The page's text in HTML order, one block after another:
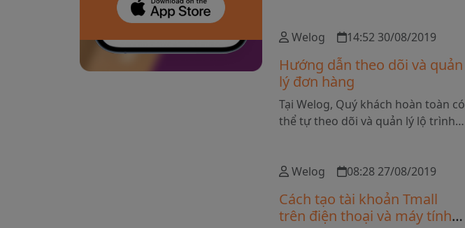
thống Welog.vn để gửi bằng
chứng yêu cầu khiếu nại Shop
Trung Quốc. Chúng tôi sẽ hỗ trợ
miễn phí xử lý trường hợp này với
nhà cung cấp giúp Quý khách.
Welog 14:52 30/08/2019
Hướng dẫn theo dõi và quản
lý đơn hàng
Tại Welog, Quý khách hoàn toàn có
thể tự theo dõi và quản lý lộ trình
Welog 08:28 27/08/2019
Cách tạo tài khoản Tmall
trên điện thoại và máy tính